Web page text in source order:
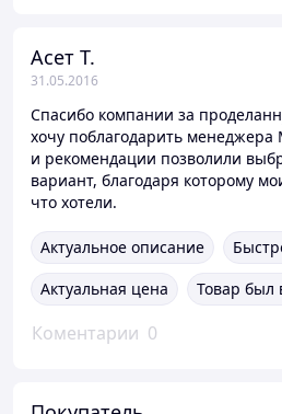
изменил ее 06.06.2016,
изменена на сайте . Приносим
импортируемая продукция, к
зависит от курса доллара, и
цены очень часто.
Асет Т.
31.05.2016
Спасибо компании за
хочу поблагодарить
и рекомендации позволили
вариант, благодаря которому
что хотели.
Актуальное описание
Актуальная цена
Товар был
Коментарии 0